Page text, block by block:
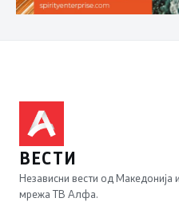
ВЕСТИ
Независни вести од Македонија
мрежа ТВ Алфа.